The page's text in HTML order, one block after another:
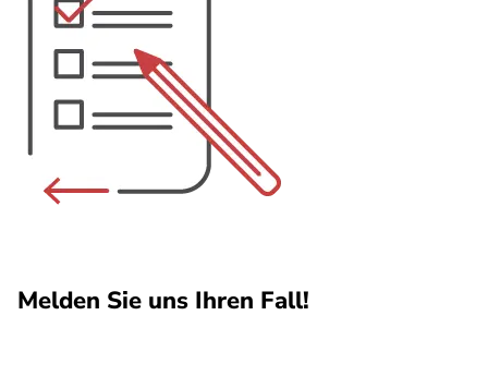
Melden Sie uns Ihren Fall!